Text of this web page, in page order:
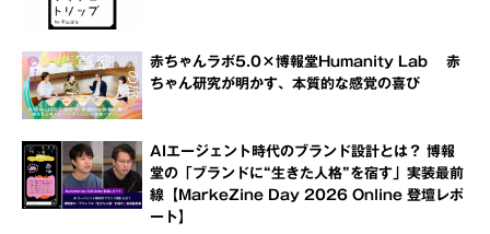
赤ちゃんラボ5.0×博報堂Humanity Lab 赤
ちゃん研究が明かす、本質的な感覚の喜び
AIエージェント時代のブランド設計とは？ 博報
堂の「ブランドに“生きた人格”を宿す」実装最前
線【MarkeZine Day 2026 Online 登壇レポ
ート】